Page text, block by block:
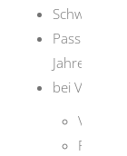
Passbild
Jahren)
bei